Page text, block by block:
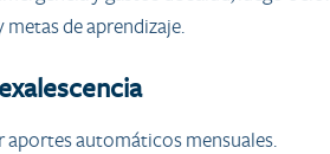
de aprendizaje.
automáticos mensuales.